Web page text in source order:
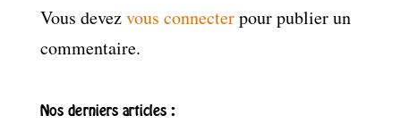
Vous devezvous connecterpour publier un
commentaire.
Nos derniers articles :